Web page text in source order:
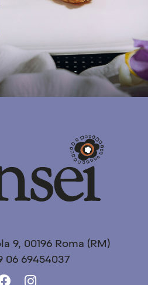
9, 00196 Roma (RM)
06 69454037